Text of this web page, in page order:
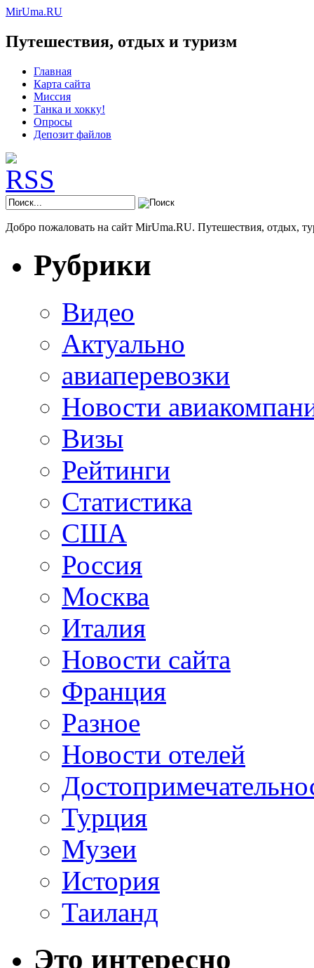
MirUma.RU
Путешествия, отдых и туризм
Главная
Карта сайта
Миссия
Танка и хокку!
Опросы
Депозит файлов
Добро пожаловать на сайт MirUma.RU. Путешествия, отдых,
Рубрики
Видео
Актуально
авиаперевозки
Новости
Визы
Рейтинги
Статистика
США
Россия
Москва
Италия
Новости сайта
Франция
Разное
Новости отелей
Турция
Музеи
История
Таиланд
Это интересно